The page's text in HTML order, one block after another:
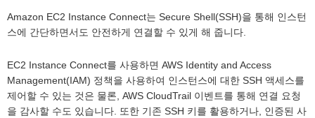
Amazon EC2 Instance Connect는 Secure Shell(SSH)을 통해 인스턴
스에 간단하면서도 안전하게 연결할 수 있게 해 줍니다.
EC2 Instance Connect를 사용하면 AWS Identity and Access
Management(IAM) 정책을 사용하여 인스턴스에 대한 SSH 액세스를
제어할 수 있는 것은 물론, AWS CloudTrail 이벤트를 통해 연결 요청
을 감사할 수도 있습니다. 또한 기존 SSH 키를 활용하거나, 인증된 사